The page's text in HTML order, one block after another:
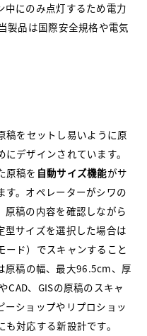
中にのみ点灯するため電力
製品は国際安全規格や電気
稿をセットし易いように原
デザインされています。
原稿を 自動サイズ機能がサ
す。オペレーターがシワの
原稿の内容を確認しながら
型サイズを選択した場合は
ード）でスキャンすること
原稿の幅、最大96.5cm、厚
CAD、GISの原稿のスキャ
ーショップやリプロショッ
対応する新設計です。